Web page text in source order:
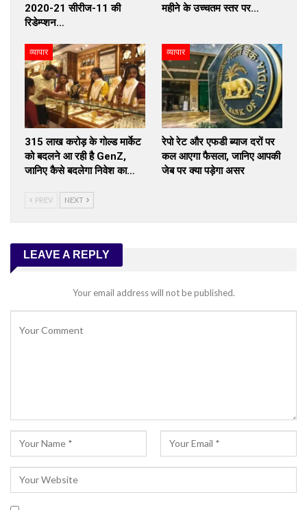
2020-21 सीरीज-11 की
रिडेम्प्शन…
महीने के उच्चतम स्तर पर…
व्यापार
₹315 लाख करोड़ के गोल्ड मार्केट
को बदलने आ रही है GenZ,
जानिए कैसे बदलेगा निवेश का…
व्यापार
रेपो रेट और एफडी ब्याज दरों पर
कल आएगा फैसला, जानिए आपकी
जेब पर क्या पड़ेगा असर
PREV NEXT
LEAVE A REPLY
Your email address will not be published.